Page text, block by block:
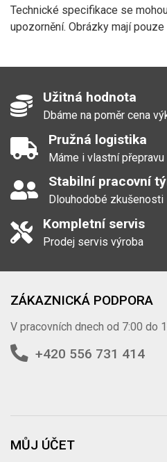
Technické specifikace se
upozornění. Obrázky mají
Užitná hodnota
Dbáme na poměr cena
Pružná logistika
Máme i vlastní přepravu
Stabilní pracovní
Dlouhodobé zkušenosti
Kompletní servis
Prodej servis výroba
ZÁKAZNICKÁ PODPORA
V pracovních dnech od 7:00 do
+420 556 731 414
MŮJ ÚČET